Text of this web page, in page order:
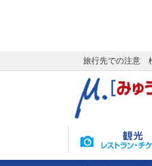
旅行先での注意